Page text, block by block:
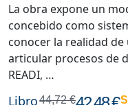
Libro44,72 €
La obra expone un
concebido como
conocer la realidad
articular procesos de
READI, …